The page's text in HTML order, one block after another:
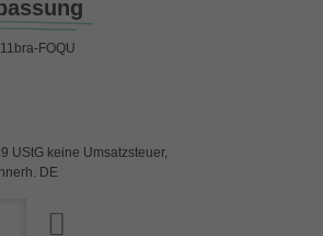
FOQU
UStG keine Umsatzsteuer,
DE